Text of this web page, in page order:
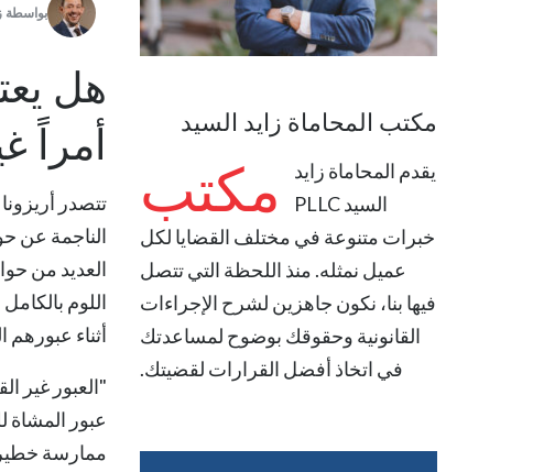
بواسطة
هل
أمراً
تتصدر
الناجمة عن
العديد من
اللوم
أثناء
"العبور غير
عبور المشاة
ممارسة
مكتب المحاماة زايد السيد
يقدم مكتب
المحاماة زايد
السيد PLLC
خبرات متنوعة في مختلف القضايا لكل
عميل نمثله. منذ اللحظة التي تتصل
فيها بنا، نكون جاهزين لشرح الإجراءات
القانونية وحقوقك بوضوح لمساعدتك
في اتخاذ أفضل القرارات لقضيتك.